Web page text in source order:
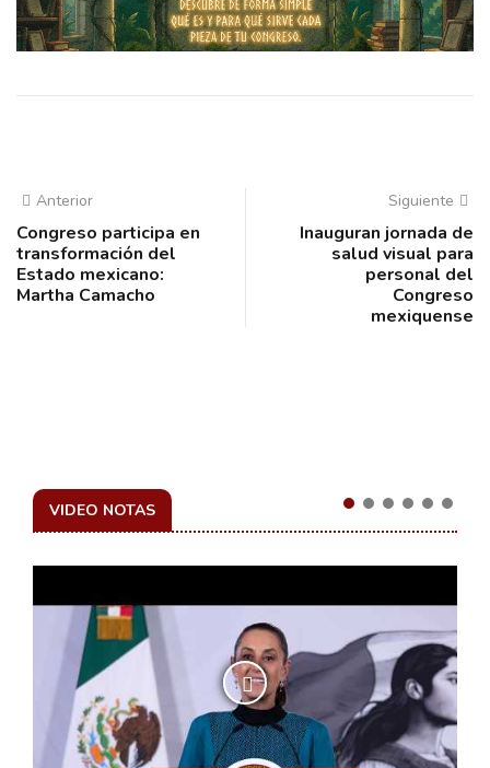
Anterior
Congreso participa en
transformación del
Estado mexicano:
Martha Camacho
Siguiente
Inauguran jornada de
salud visual para
personal del
Congreso
mexiquense
VIDEO NOTAS